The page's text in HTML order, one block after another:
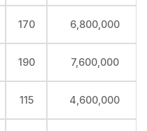
170 6,800,000
190 7,600,000
115 4,600,000